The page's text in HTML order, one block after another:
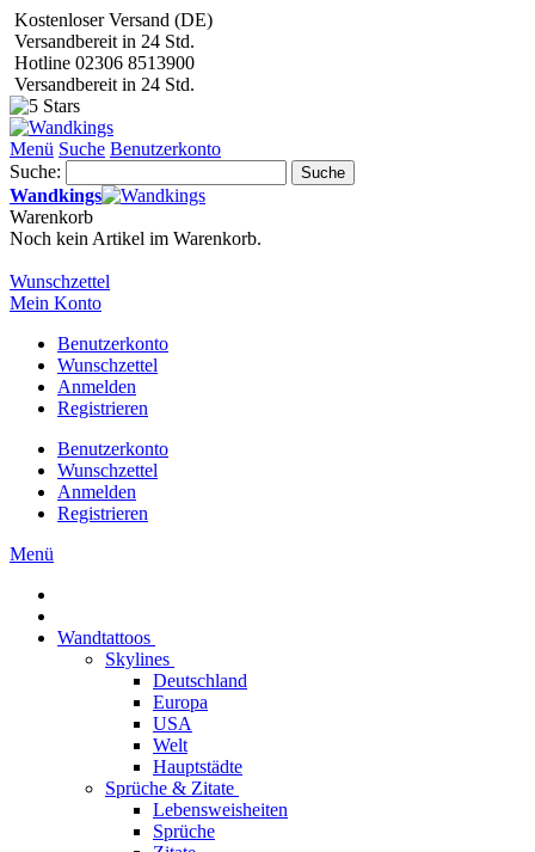
Kostenloser Versand (DE)
Versandbereit in 24 Std.
Hotline 02306 8513900
Versandbereit in 24 Std.
Menü Suche Benutzerkonto
Suche:
Suche
Wandkings
Warenkorb
Noch kein Artikel im Warenkorb.
Wunschzettel
Mein Konto
Benutzerkonto
Wunschzettel
Anmelden
Registrieren
Benutzerkonto
Wunschzettel
Anmelden
Registrieren
Menü
Wandtattoos
Skylines
Deutschland
Europa
USA
Welt
Hauptstädte
Sprüche & Zitate
Lebensweisheiten
Sprüche